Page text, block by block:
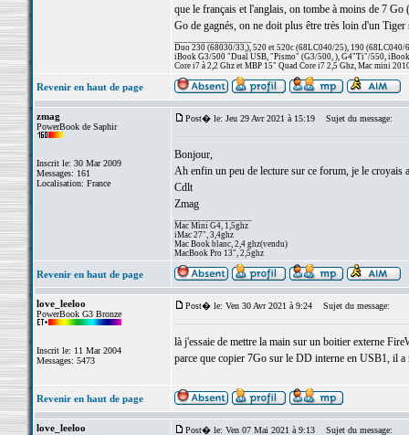
que le français et l'anglais, on tombe à moins de 7
Go de gagnés, on ne doit plus être très loin d'un Tiger
Duo 230 (68030/33,), 520 et 520c (68LC040/25), 190 (68LC040/
iBook G3/500 "Dual USB, "Pismo" (G3/500, ), G4"Ti"/550,
Core i7 à 2,2 Ghz et MBP 15" Quad Core i7 2,5 Ghz, Mac mini
Revenir en haut de page
zmag
PowerBook de Saphir
Inscrit le: 30 Mar 2009
Messages: 161
Localisation: France
Post� le: Jeu 29 Avr 2021 à 15:19 Sujet du message:
Bonjour,
Ah enfin un peu de lecture sur ce forum, je le croyais
Cdlt
Zmag
Mac Mini G4, 1,5ghz
iMac 27", 3,4ghz
Mac Book blanc, 2,4 ghz(vendu)
MacBook Pro 13", 2,5ghz
Revenir en haut de page
love_leeloo
PowerBook G3 Bronze
Inscrit le: 11 Mar 2004
Messages: 5473
Post� le: Ven 30 Avr 2021 à 9:24 Sujet du message:
là j'essaie de mettre la main sur un boitier externe
parce que copier 7Go sur le DD interne en USB1, il
Revenir en haut de page
love_leeloo Post� le: Ven 07 Mai 2021 à 9:13 Sujet du message: